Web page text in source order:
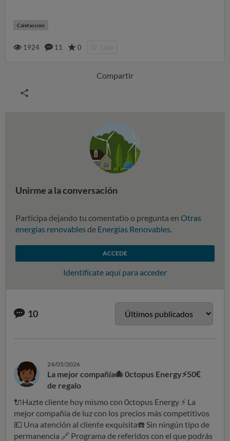
Calefacción
1924 11 0
Compartir
Unirme a la conversación
Participa dejando tu comentatio o pregunta en Otras
energías renovables de Energías Renovables.
ACCEDE
Identifícate aquí para acceder
10
24/05/2026
La mejor compañía🐙 0ctopus Energy⚡50€
de regalo
🔌Hazte cliente hoy mismo con 0ctopus Energy ⚡ La
mejor compañía de luz con los precios más competitivos
💶 Una atención al cliente exquisita☎️ Sin ningún tipo de
permanencia 🔗 Programa de referidos con el que podrás